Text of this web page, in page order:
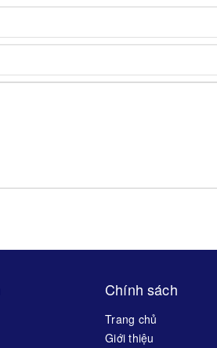
Chính sách
Trang chủ
Giới thiệu